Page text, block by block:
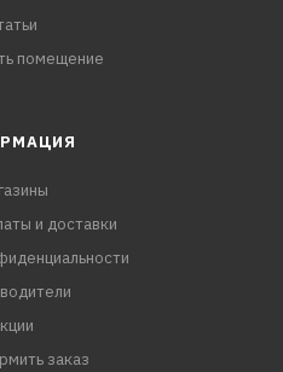
помещение
и доставки
заказ